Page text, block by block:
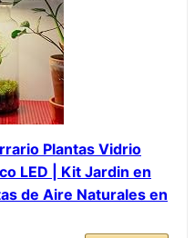
Plantas Vidrio
LED | Kit Jardin en
de Aire Naturales en